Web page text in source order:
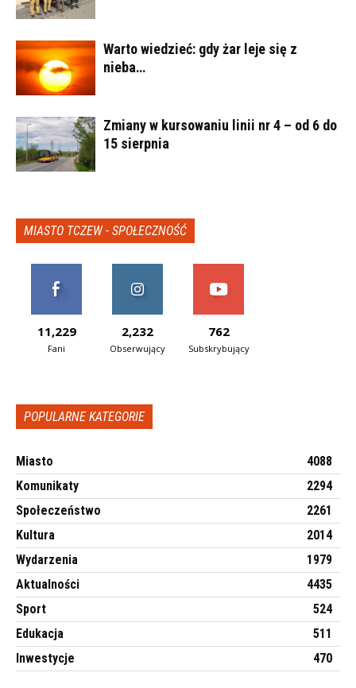
Warto wiedzieć: gdy żar leje się z
nieba…
Zmiany w kursowaniu linii nr 4 – od 6 do
15 sierpnia
MIASTO TCZEW - SPOŁECZNOŚĆ
11,229
Fani
2,232
Obserwujący
762
Subskrybujący
POPULARNE KATEGORIE
Miasto
4088
Komunikaty
2294
Społeczeństwo
2261
Kultura
2014
Wydarzenia
1979
Aktualności
4435
Sport
524
Edukacja
511
Inwestycje
470